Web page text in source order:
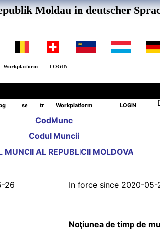
Moldau in deutscher
Workplatform LOGIN
Workplatform LOGIN
se tr
CodMunc
Codul Muncii
MUNCII AL REPUBLICII MOLDOVA
26
In force since 2020-05-
Noţiunea de timp de